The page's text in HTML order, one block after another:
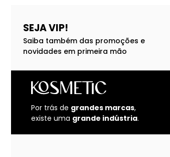
SEJA VIP!
Saiba também das promoções e
novidades em primeira mão
Por trás de grandes marcas,
existe uma grande indústria.